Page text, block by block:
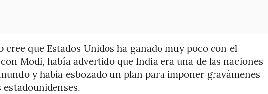
cree que Estados Unidos ha ganado muy poco con el
Modi, había advertido que India era una de las naciones
y había esbozado un plan para imponer gravámenes